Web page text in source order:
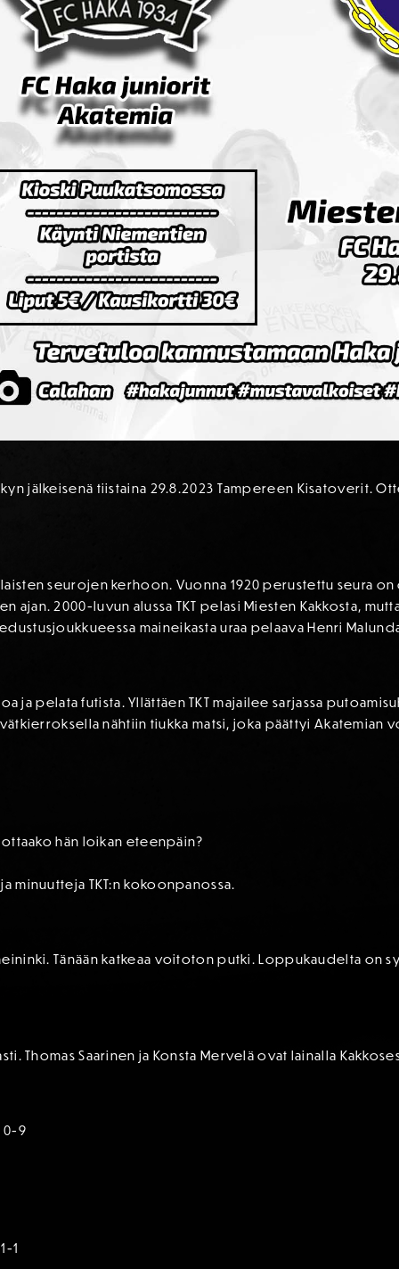
jälkeisenä tiistaina 29.8.2023 Tampereen Kisatoverit.
seurojen kerhoon. Vuonna 1920 perustettu seura on
ajan. 2000-luvun alussa TKT pelasi Miesten Kakkosta,
maineikasta uraa pelaava Henri
ja pelata futista. Yllättäen TKT majailee sarjassa
nähtiin tiukka matsi, joka päättyi Akatemian
hän loikan eteenpäin?
minuutteja TKT:n kokoonpanossa.
Tänään katkeaa voitoton putki. Loppukaudelta on
Thomas Saarinen ja Konsta Mervelä ovat lainalla
0-9
1